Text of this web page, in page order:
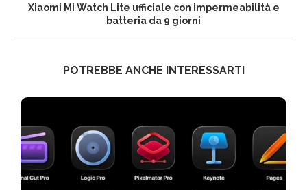
Xiaomi Mi Watch Lite ufficiale con impermeabilità e
batteria da 9 giorni
POTREBBE ANCHE INTERESSARTI